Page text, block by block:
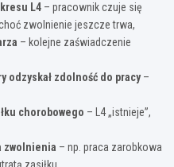
L4 – pracownik czuje się
zwolnienie jeszcze trwa,
– kolejne zaświadczenie
odzyskał zdolność do pracy–
chorobowego – L4 „istnieje”,
zwolnienia – np. praca zarobkowa
zasiłku.